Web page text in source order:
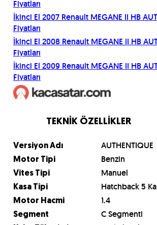
Fiyatları
İkinci El 2007 Renault MEGANE II HB
Fiyatları
İkinci El 2008 Renault MEGANE II HB
Fiyatları
İkinci El 2009 Renault MEGANE II HB
Fiyatları
TEKNİK ÖZELLİKLER
Versiyon Adı AUTHENTIQUE
Motor Tipi Benzin
Vites Tipi Manuel
Kasa Tipi Hatchback 5
Motor Hacmi 1.4
Segment C Segmenti